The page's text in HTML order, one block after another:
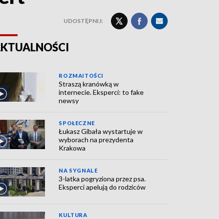
UDOSTĘPNIJ:
ROZMAITOŚCI
Straszą kranówką w
internecie. Eksperci: to fake
newsy
SPOŁECZNE
Łukasz Gibała wystartuje w
wyborach na prezydenta
Krakowa
NA SYGNALE
3-latka pogryziona przez psa.
Eksperci apelują do rodziców
KULTURA